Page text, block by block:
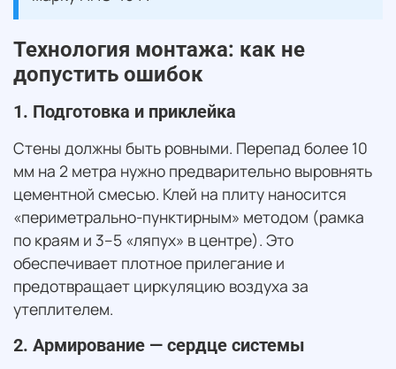
Технология монтажа: как не
допустить ошибок
1. Подготовка и приклейка
Стены должны быть ровными. Перепад более 10
мм на 2 метра нужно предварительно выровнять
цементной смесью. Клей на плиту наносится
«периметрально-пунктирным» методом (рамка
по краям и 3–5 «ляпух» в центре). Это
обеспечивает плотное прилегание и
предотвращает циркуляцию воздуха за
утеплителем.
2. Армирование — сердце системы